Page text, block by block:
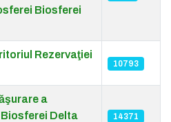
Biosferei
Rezervaţiei
10793
a
Delta
14371